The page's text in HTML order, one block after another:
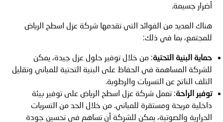
أضرار جسيمة.
هناك العديد من الفوائد التي تقدمها شركة عزل اسطح الرياض
للمجتمع، بما في ذلك:
حماية البنية التحتية: من خلال توفير حلول عزل جيدة، يمكن
للشركة المساهمة في الحفاظ على البنية التحتية للمباني وتقليل
التلف الناتج عن التسربات والرطوبة.
توفير الراحة: تعمل شركة عزل اسطح الرياض على توفير بيئة
داخلية مريحة ومستقرة للمباني. من خلال الحد من التسربات
الحرارية والصوتية، يمكن للشركة أن تساهم في تحسين جودة